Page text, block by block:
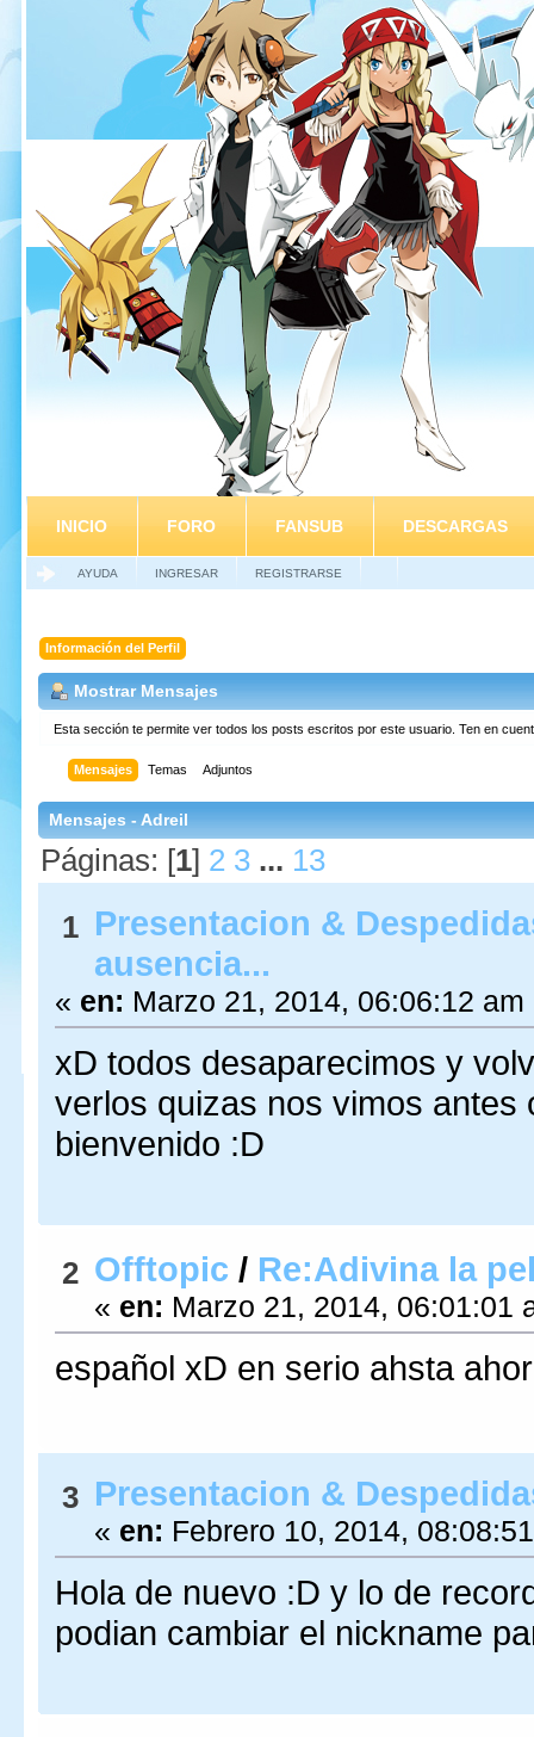
INICIO FORO FANSUB DESCARGAS
AYUDA INGRESAR REGISTRARSE
Información del Perfil
Mostrar Mensajes
Esta sección te permite ver todos los posts escritos por este usuario. Ten en
Mensajes Temas Adjuntos
Mensajes - Adreil
Páginas: [1] 2 3 ... 13
1 Presentacion &
ausencia...
« en: Marzo 21, 2014, 06:06:12 am
xD todos desaparecimos y
verlos quizas nos vimos
bienvenido :D
2 Offtopic / Re:Adivina la
« en: Marzo 21, 2014, 06:01:01
español xD en serio ahsta
3 Presentacion &
« en: Febrero 10, 2014,
Hola de nuevo :D y lo de
podian cambiar el nickname